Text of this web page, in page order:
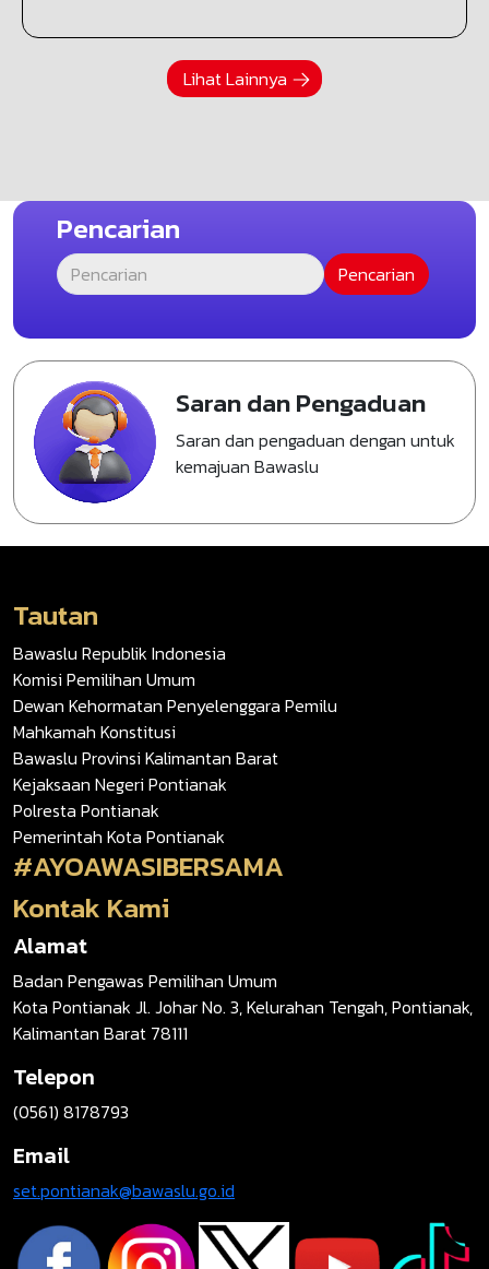
Lihat Lainnya
Pencarian
Saran dan Pengaduan
Saran dan pengaduan dengan untuk
kemajuan Bawaslu
Tautan
Bawaslu Republik Indonesia
Komisi Pemilihan Umum
Dewan Kehormatan Penyelenggara Pemilu
Mahkamah Konstitusi
Bawaslu Provinsi Kalimantan Barat
Kejaksaan Negeri Pontianak
Polresta Pontianak
Pemerintah Kota Pontianak
#AYOAWASIBERSAMA
Kontak Kami
Alamat
Badan Pengawas Pemilihan Umum
Kota Pontianak Jl. Johar No. 3, Kelurahan Tengah, Pontianak,
Kalimantan Barat 78111
Telepon
(0561) 8178793
Email
set.pontianak@bawaslu.go.id